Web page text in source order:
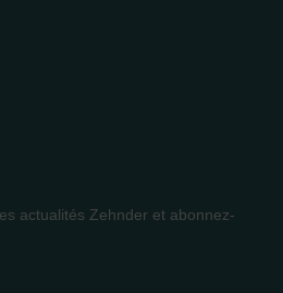
actualités Zehnder et abonnez-